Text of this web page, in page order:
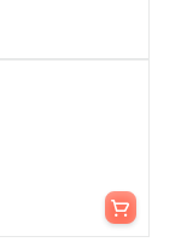
Leggi tutto